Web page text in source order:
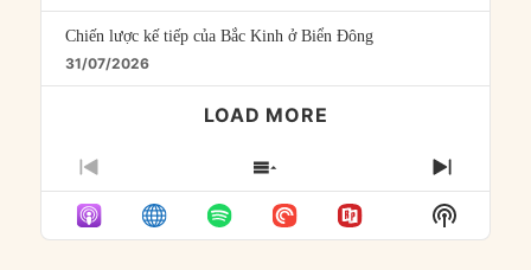
Chiến lược kế tiếp của Bắc Kinh ở Biển Đông
31/07/2026
LOAD MORE
PREVIOUS
EPISODE
SHOW
EPISODES
LIST
NEXT
Show
Podcast